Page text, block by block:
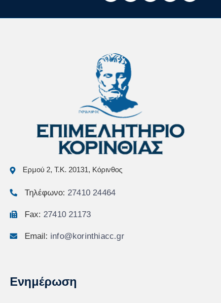
Ερμού 2, Τ.Κ. 20131, Κόρινθος
Τηλέφωνο: 27410 24464
Fax: 27410 21173
Email: info@korinthiacc.gr
Ενημέρωση